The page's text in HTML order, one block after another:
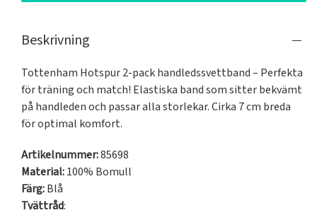
Beskrivning
Tottenham Hotspur 2-pack handledssvettband – Perfekta
för träning och match! Elastiska band som sitter bekvämt
på handleden och passar alla storlekar. Cirka 7 cm breda
för optimal komfort.
Artikelnummer:85698
Material:100% Bomull
Färg:Blå
Tvättråd: